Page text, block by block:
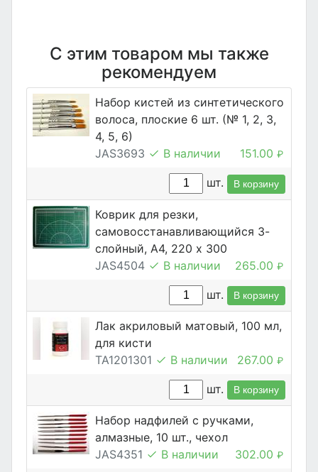
С этим товаром мы также
рекомендуем
Набор кистей из синтетического
волоса, плоские 6 шт. (№ 1, 2, 3,
4, 5, 6)
JAS3693
В наличии 151.00 ₽
шт. В корзину
Коврик для резки,
самовосстанавливающийся 3-
слойный, А4, 220 х 300
JAS4504
В наличии 265.00 ₽
шт. В корзину
Лак акриловый матовый, 100 мл,
для кисти
TA1201301
В наличии 267.00 ₽
шт. В корзину
Набор надфилей с ручками,
алмазные, 10 шт., чехол
JAS4351
В наличии 302.00 ₽